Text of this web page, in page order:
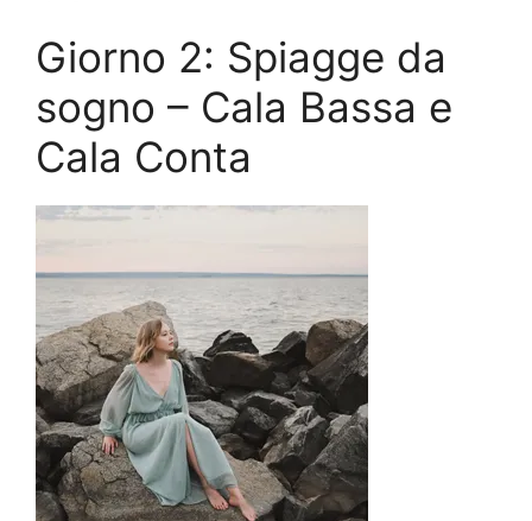
Giorno 2: Spiagge da
sogno – Cala Bassa e
Cala Conta